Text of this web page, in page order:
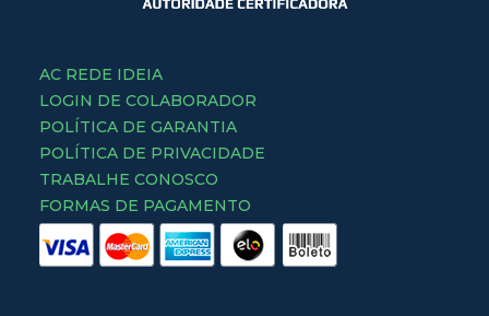
AC REDE IDEIA
LOGIN DE COLABORADOR
POLÍTICA DE GARANTIA
POLÍTICA DE PRIVACIDADE
TRABALHE CONOSCO
FORMAS DE PAGAMENTO